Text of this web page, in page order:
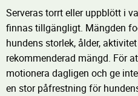
Serveras torrt eller uppblött i
finnas tillgängligt. Mängden
hundens storlek, ålder,
rekommenderad mängd. För
motionera dagligen och ge
en stor påfrestning för